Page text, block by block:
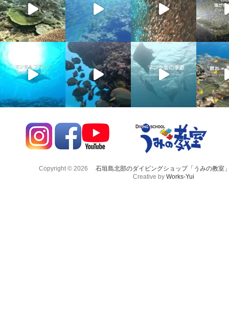
Copyright © 2026
石垣島北部のダイビングショップ「うみの教室
Creative by Works-Yui